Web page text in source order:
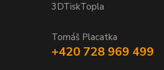
3DTiskTopla
Tomáš Placatka
+420 728 969 499